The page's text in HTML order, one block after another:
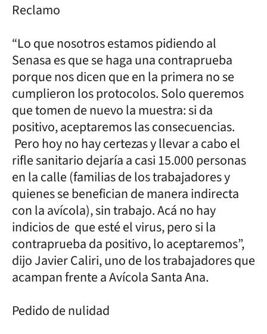
Reclamo
“Lo que nosotros estamos pidiendo al
Senasa es que se haga una contraprueba
porque nos dicen que en la primera no se
cumplieron los protocolos. Solo queremos
que tomen de nuevo la muestra: si da
positivo, aceptaremos las consecuencias.
Pero hoy no hay certezas y llevar a cabo el
rifle sanitario dejaría a casi 15.000 personas
en la calle (familias de los trabajadores y
quienes se benefician de manera indirecta
con la avícola), sin trabajo. Acá no hay
indicios de que esté el virus, pero si la
contraprueba da positivo, lo aceptaremos”,
dijo Javier Caliri, uno de los trabajadores que
acampan frente a Avícola Santa Ana.
Pedido de nulidad